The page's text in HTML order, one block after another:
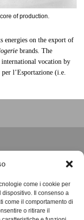
come i cookie per
Il consenso a
come il comportamento di
o ritirare il
of production.
energies on the export of
brands. The
international vocation by
l’Esportazione (i.e.